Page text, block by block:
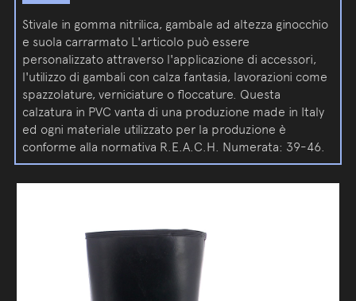
Stivale in gomma nitrilica, gambale ad altezza ginocchio
e suola carrarmato L'articolo può essere
personalizzato attraverso l'applicazione di accessori,
l'utilizzo di gambali con calza fantasia, lavorazioni come
spazzolature, verniciature o floccature. Questa
calzatura in PVC vanta di una produzione made in Italy
ed ogni materiale utilizzato per la produzione è
conforme alla normativa R.E.A.C.H. Numerata: 39-46.